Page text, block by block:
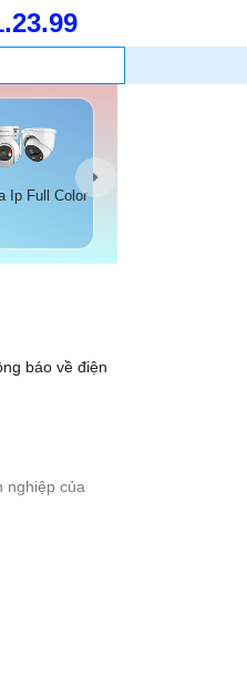
Ip Full Color
báo về điện
nghiệp của